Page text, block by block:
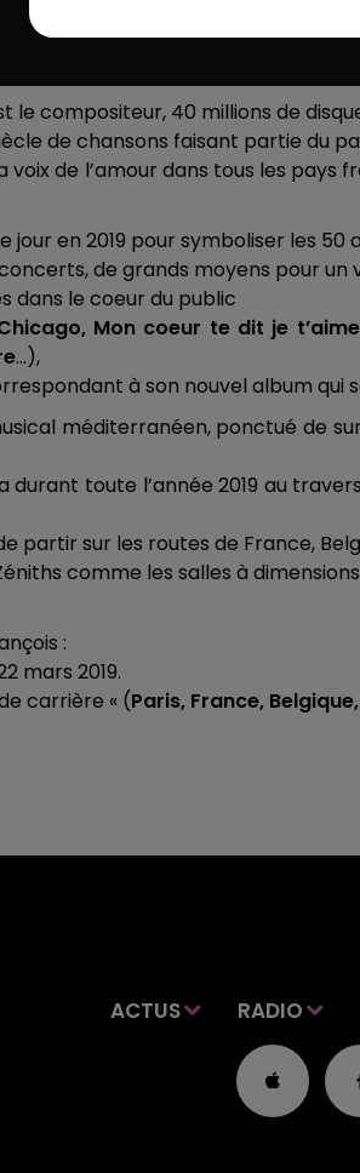
le compositeur, 40 millions de
de chansons faisant partie du
voix de l’amour dans tous les pays
jour en 2019 pour symboliser les
de grands moyens pour un
dans le coeur du public
Mon coeur te dit je
…),
à son nouvel album qui
méditerranéen, ponctué de
durant toute l’année 2019 au
partir sur les routes de France,
comme les salles à
:
mars 2019.
carrière « (Paris, France, Belgique,
ACTUS RADIO